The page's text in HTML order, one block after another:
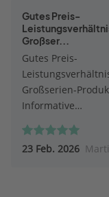
Gutes Preis-
Großser...
Gutes Preis-
Großserien-
Informative
23 Feb. 2026